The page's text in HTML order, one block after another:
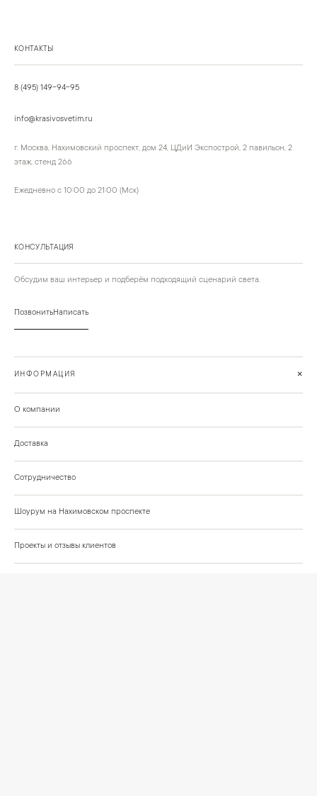
КОНТАКТЫ
8 (495) 149-94-95
info@krasivosvetim.ru
г. Москва, Нахимовский проспект, дом 24, ЦДиИ Экспострой, 2 павильон, 2
этаж, стенд 266
Ежедневно с 10:00 до 21:00 (Мск)
КОНСУЛЬТАЦИЯ
Обсудим ваш интерьер и подберём подходящий сценарий света.
ПозвонитьНаписать
ИНФОРМАЦИЯ +
О компании
Доставка
Сотрудничество
Шоурум на Нахимовском проспекте
Проекты и отзывы клиентов